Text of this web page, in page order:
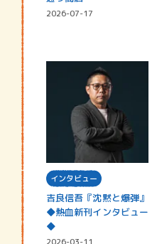
2026-07-17
インタビュー
吉良信吾『沈黙と爆弾』
◆熱血新刊インタビュー
◆